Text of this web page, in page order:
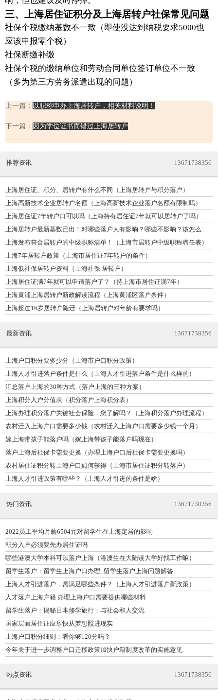
三、上海居住证积分及上海居转户社保常见问题
社保个税缴纳基数不一致（即使没达到纳税要求5000也
应该申报零个税）
社保断缴补缴
社保个税的缴纳单位和劳动合同单位签订单位不一致
（多为第三方劳务派遣出现的问题）
上一篇： 以职称申办上海居转户，相关材料说明！
下一篇： 因为学位证书而错过上海居转户
推荐资讯 13671738356
上海居住证、积分、居转户有什么不同（上海居转户与积分落户）
上海高新技术企业居转户名额（上海高新技术企业落户名额有限制吗）
上海居住证7年转户口可以吗（上海持有居住证7年就可以居转户了吗）
上海居转户最新基数已出！对哪些落户人有影响？哪些不影响？该怎么
办？
上海发布符合居转户的中级职称清单！（上海市居转户中级职称聘任表）
上海7年居转户政策（上海市居住证7年转户的条件）
上海低社保居转户资料（上海社保 居转户）
上海居住证满7年就可以申请落户了？（持上海市居住证满7年）
上海黄浦上海居转户新政解读流程（上海黄浦区落户条件）
上海超过16岁居转户随迁（上海居转户对年龄有要求吗）
最新资讯 13671738356
上海户口积分要多少分（上海市户口积分政策）
上海人才引进落户条件是什么（上海人才引进落户条件是什么样的）
汇总落户上海的30种方式（落户上海的三种方案）
上海积分入户分值表（积分落户上海积分表）
上海办理积分落户关键社会保险，您了解吗？（上海积分落户办理流程）
农村迁入上海户口需要多少钱（农村迁入上海户口需要多少钱一个月）
嫁上海带孩子能落户吗（嫁上海带孩子能落户吗现在）
落户上海后社保卡需要更换（办理上海户口后社保卡需要更换吗）
农村居住证积分转上海户口如何获得（上海市居住证积分转落户）
上海人才引进政策有哪些？（上海人才引进的条件是啥）
热门资讯 13671738356
2022员工平均月薪6504元对留学生在上海定居的影响
积分入户必须要先办居住证吗
哪些港澳大学本科可以落户上海（港澳生在大陆读大学好找工作嘛）
留学生落户：留学生上海户口办理_留学生落户上海问题解答
上海人才引进落户，需满足哪些条件？（上海人才引进落户新政策）
人才落户上海户籍 办理上海户口需要提供哪些材料
留学生落户：揭秘日本修学旅行：与社会和人交流
国家层面居住证应尽快从梦想照进现实
上海户口积分细则：看你够120分吗？
今年关于进一步调整户口迁移政策加快户籍制度改革的实施意见
热点资讯 13671738356